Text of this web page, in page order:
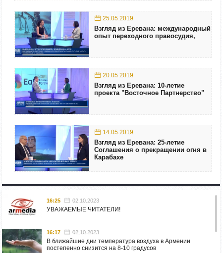
25.05.2019
Взгляд из Еревана: международный
опыт переходного правосудия,
20.05.2019
Взгляд из Еревана: 10-летие
проекта "Восточное Партнерство"
14.05.2019
Взгляд из Еревана: 25-летие
Соглашения о прекращении огня в
Карабахе
16:25 02.10.2023
УВАЖАЕМЫЕ ЧИТАТЕЛИ!
16:17 02.10.2023
В ближайшие дни температура воздуха в Армении
постепенно снизится на 8-10 градусов